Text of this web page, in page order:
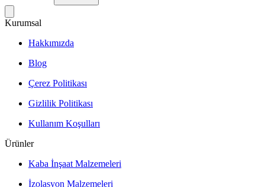
Kurumsal
Hakkımızda
Blog
Çerez Politikası
Gizlilik Politikası
Kullanım Koşulları
Ürünler
Kaba İnşaat Malzemeleri
İzolasyon Malzemeleri